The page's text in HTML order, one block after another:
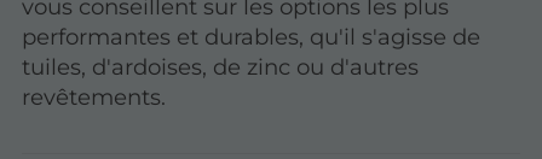
vous conseillent sur les options les plus
performantes et durables, qu'il s'agisse de
tuiles, d'ardoises, de zinc ou d'autres
revêtements.